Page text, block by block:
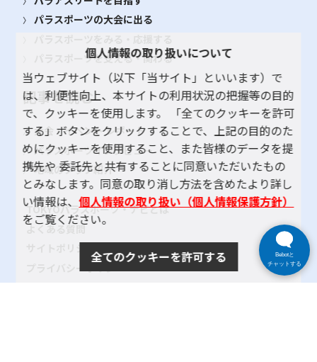
パラスポーツの大会に出る
パラスポーツを支える・関わる
記事を読む
大会・イベント レポート
パラスポーツインタビュー
地域のクラブ紹介
TOKYOパラスポーツ・ナビとは
よくある質問
個人情報の取り扱いについて
当ウェブサイト（以下「当サイト」といいます）で
は、利便性向上、本サイトの利用状況の把握等の目的
で、クッキーを使用します。 「全てのクッキーを許可
する」ボタンをクリックすることで、上記の目的のた
めにクッキーを使用すること、また皆様のデータを提
携先や 委託先と共有することに同意いただいたもの
とみなします。同意の取り消し方法を含めたより詳し
い情報は、個人情報の取り扱い（個人情報保護方針）
をご覧ください。
全てのクッキーを許可する
Bebotと
チャットする